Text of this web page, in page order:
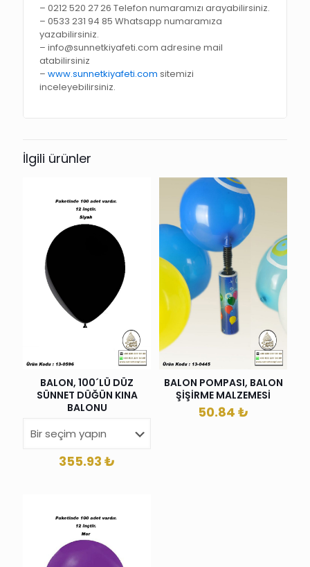
– 0212 520 27 26 Telefon numaramızı arayabilirsiniz.
– 0533 231 94 85 Whatsapp numaramıza
yazabilirsiniz.
– info@sunnetkiyafeti.com adresine mail
atabilirsiniz
–www.sunnetkiyafeti.com sitemizi
inceleyebilirsiniz.
İlgili ürünler
BALON, 100´LÜ DÜZ
SÜNNET DÜĞÜN KINA
BALONU
355.93 ₺
BALON POMPASI, BALON
ŞİŞİRME MALZEMESİ
50.84 ₺